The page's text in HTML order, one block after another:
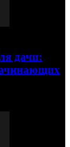
дачи: